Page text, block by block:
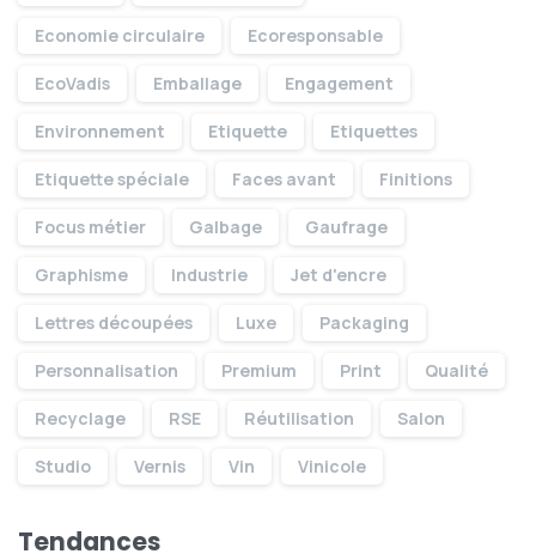
Economie circulaire Ecoresponsable
EcoVadis Emballage Engagement
Environnement Etiquette Etiquettes
Etiquette spéciale Faces avant Finitions
Focus métier Galbage Gaufrage
Graphisme Industrie Jet d'encre
Lettres découpées Luxe Packaging
Personnalisation Premium Print Qualité
Recyclage RSE Réutilisation Salon
Studio Vernis Vin Vinicole
Tendances
Le groupe